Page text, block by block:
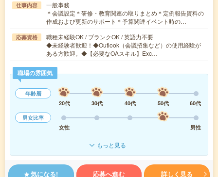
仕事内容
一般事務
＊会議設定＊研修・教育関連の取りまとめ＊定例報告資料の
作成および更新のサポート＊予算関連イベント時の…
応募資格
職種未経験OK / ブランクOK / 英語力不要
◆未経験者歓迎！◆Outlook（会議招集など）の使用経験が
ある方歓迎。◆【必要なOAスキル】Exc…
職場の雰囲気
年齢層
20代
30代 40代 50代
60代
男女比率
女性
男性
もっと見る
気になる! 応募へ進む 詳しく見る